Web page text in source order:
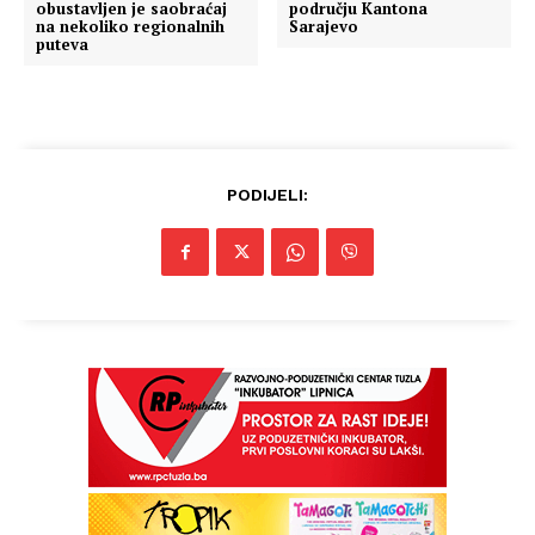
Kontakt
Impressum
obustavljen je saobraćaj
na nekoliko regionalnih
puteva
području Kantona
Sarajevo
PODIJELI: